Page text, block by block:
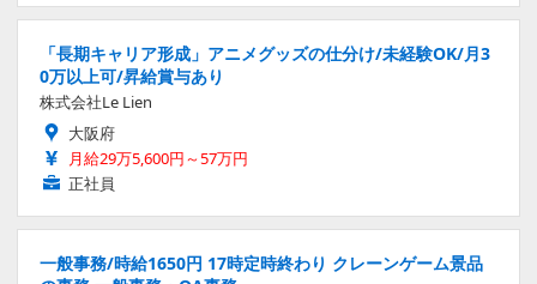
「長期キャリア形成」アニメグッズの仕分け/未経験OK/月3
0万以上可/昇給賞与あり
株式会社Le Lien
大阪府
月給29万5,600円～57万円
正社員
一般事務/時給1650円 17時定時終わり クレーンゲーム景品